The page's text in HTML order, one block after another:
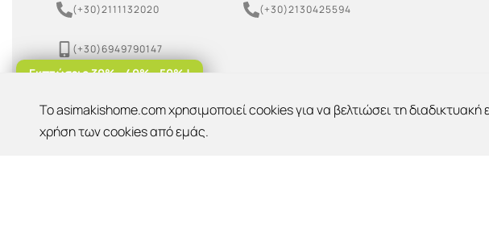
(+30)2111132020 (+30)2130425594
(+30)6949790147
(+30)6955099939
asimakishome@gmail.com
Εκπτώσεις 30% - 40% - 50% !
To asimakishome.com χρησιμοποιεί cookies για να βελτιώσει τη
χρήση των cookies από εμάς.
Έκπτωση 10%
Για παραλαβή από το κατάστημα!
OK